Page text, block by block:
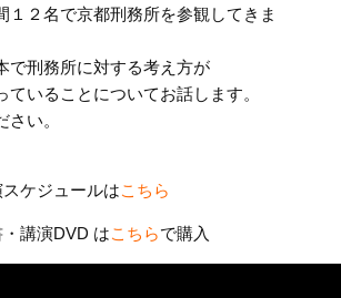
１２名で京都刑務所を参観してきま
で刑務所に対する考え方が
ていることについてお話します。
い。
ケジュールはこちら
講演DVD はこちらで購入